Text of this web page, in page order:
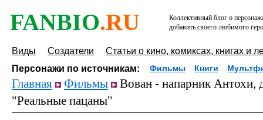
FANBIO.RU
Коллективный блог о
добавить своего любимого
Виды Создатели
Статьи о кино, комиксах, книгах и
Персонажи по источникам:
Фильмы Книги
Главная Фильмы
Вован - напарник Антохи,
"Реальные пацаны"